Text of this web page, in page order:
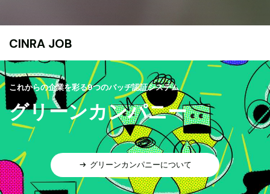
CINRA JOB
これからの企業を彩る9つのバッヂ認証システム
グリーンカンパニー
グリーンカンパニーについて